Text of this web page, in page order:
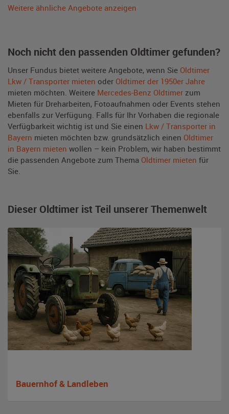
Weitere ähnliche Angebote anzeigen
Noch nicht den passenden Oldtimer gefunden?
Unser Fundus bietet weitere Angebote, wenn Sie Oldtimer
Lkw / Transporter mieten oder Oldtimer der 1950er Jahre
mieten möchten. Weitere Mercedes-Benz Oldtimer zum
Mieten für Dreharbeiten, Fotoaufnahmen oder Events stehen
ebenfalls zur Verfügung. Falls für Ihr Vorhaben die regionale
Verfügbarkeit wichtig ist und Sie einen Lkw / Transporter in
Bayern mieten möchten bzw. grundsätzlich einen Oldtimer
in Bayern mieten wollen – kein Problem, wir haben bestimmt
die passenden Angebote zum Thema Oldtimer mieten für
Sie.
Dieser Oldtimer ist Teil unserer Themenwelt
Bauernhof & Landleben